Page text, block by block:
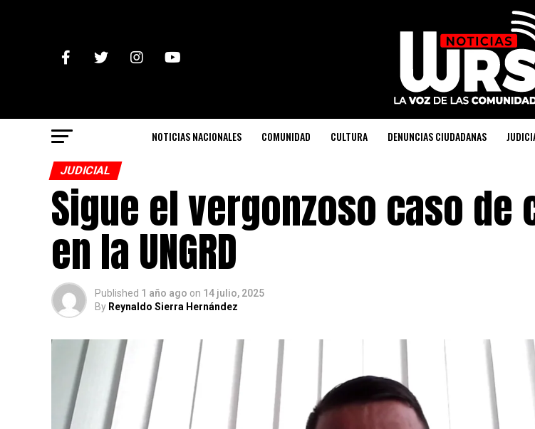
NOTICIAS NACIONALES COMUNIDAD CULTURA DENUNCIAS CIUDADANAS
JUDICIAL
Sigue el vergonzoso caso de
en la UNGRD
Published 1 año ago on 14 julio, 2025
By Reynaldo Sierra Hernández